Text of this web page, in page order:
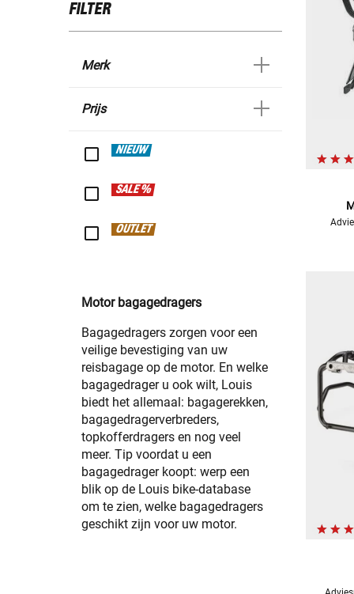
FILTER
Merk
Prijs
NIEUW
SALE %
OUTLET
Motor bagagedragers
Bagagedragers zorgen voor een
veilige bevestiging van uw
reisbagage op de motor. En welke
bagagedrager u ook wilt, Louis
biedt het allemaal: bagagerekken,
bagagedragerverbreders,
topkofferdragers en nog veel
meer. Tip voordat u een
bagagedrager koopt: werp een
blik op de Louis bike-database
om te zien, welke bagagedragers
geschikt zijn voor uw motor.